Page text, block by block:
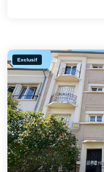
Exclusif